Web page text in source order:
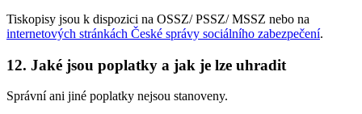
Tiskopisy jsou k dispozici na OSSZ/ PSSZ/ MSSZ nebo na
internetových stránkách České správy sociálního zabezpečení.
12. Jaké jsou poplatky a jak je lze uhradit
Správní ani jiné poplatky nejsou stanoveny.